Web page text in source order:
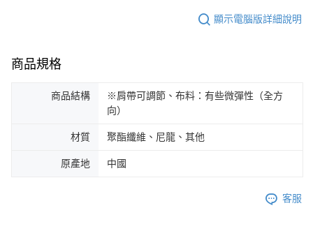
顯示電腦版詳細說明
商品規格
商品結構
※肩帶可調節、布料：有些微彈性（全方
向）
材質 聚酯纖維、尼龍、其他
原產地 中國
客服